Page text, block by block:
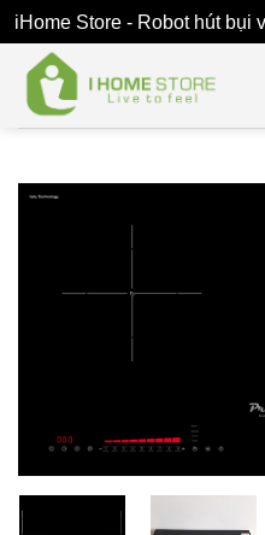
iHome Store - Robot hút bụi
content